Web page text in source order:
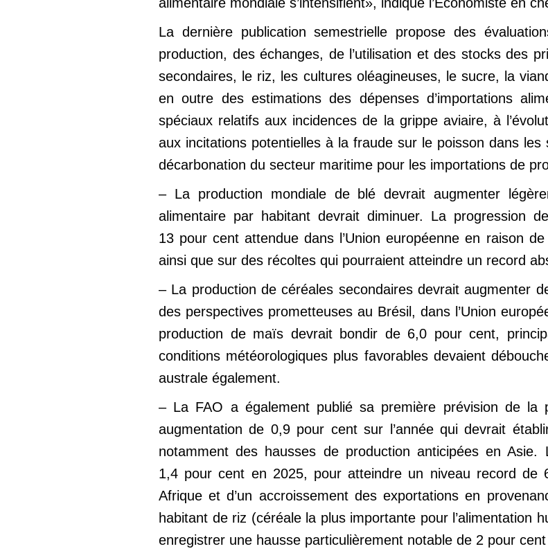
La dernière publication semestrielle propose des
production, des échanges, de l’utilisation et des stocks des
secondaires, le riz, les cultures oléagineuses, le sucre, la
en outre des estimations des dépenses d’importations
spéciaux relatifs aux incidences de la grippe aviaire, à
aux incitations potentielles à la fraude sur le poisson dans
décarbonation du secteur maritime pour les importations de
– La production mondiale de blé devrait augmenter
alimentaire par habitant devrait diminuer. La progression
13 pour cent attendue dans l’Union européenne en raison
ainsi que sur des récoltes qui pourraient atteindre un record
– La production de céréales secondaires devrait augmenter
des perspectives prometteuses au Brésil, dans l’Union
production de maïs devrait bondir de 6,0 pour cent,
conditions météorologiques plus favorables devaient
australe également.
– La FAO a également publié sa première prévision de
augmentation de 0,9 pour cent sur l’année qui devrait
notamment des hausses de production anticipées en
1,4 pour cent en 2025, pour atteindre un niveau record de
Afrique et d’un accroissement des exportations en
habitant de riz (céréale la plus importante pour l’alimentation
enregistrer une hausse particulièrement notable de 2 pour